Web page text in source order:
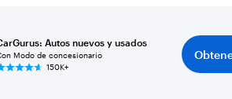
Autos nuevos y usados
Modo de concesionario
150K+